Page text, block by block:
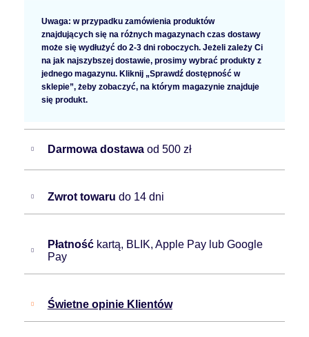
Uwaga: w przypadku zamówienia produktów
znajdujących się na różnych magazynach czas dostawy
może się wydłużyć do 2-3 dni roboczych. Jeżeli zależy Ci
na jak najszybszej dostawie, prosimy wybrać produkty z
jednego magazynu. Kliknij „Sprawdź dostępność w
sklepie”, żeby zobaczyć, na którym magazynie znajduje
się produkt.
Darmowa dostawa od 500 zł
Zwrot towaru do 14 dni
Płatność kartą, BLIK, Apple Pay lub Google
Pay
Świetne opinie Klientów